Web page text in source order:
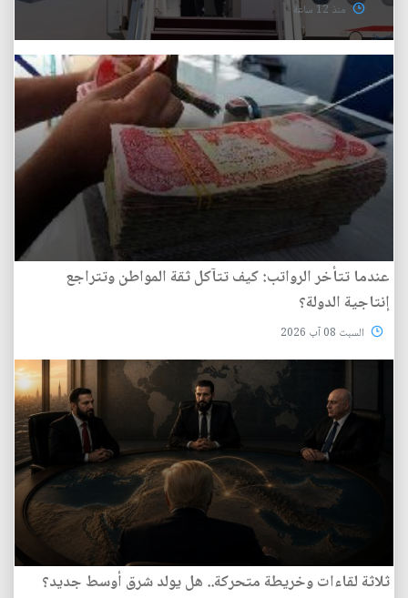
منذ 12 ساعة
عندما تتأخر الرواتب: كيف تتآكل ثقة المواطن وتتراجع
إنتاجية الدولة؟
السبت 08 آب 2026
ثلاثة لقاءات وخريطة متحركة.. هل يولد شرق أوسط جديد؟